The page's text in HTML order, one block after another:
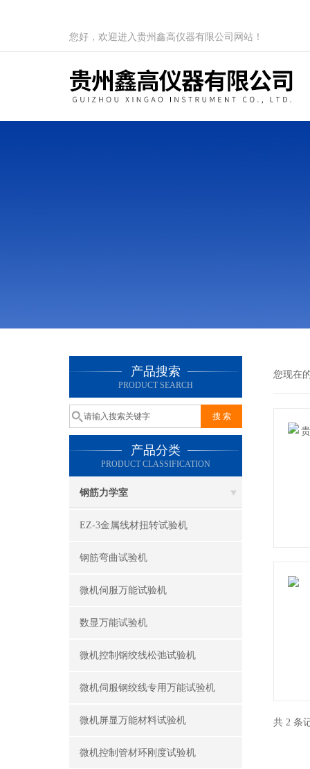
您好，欢迎进入贵州鑫高仪器有限公司网站！
产品搜索
PRODUCT SEARCH
产品分类
PRODUCT CLASSIFICATION
钢筋力学室
EZ-3金属线材扭转试验机
钢筋弯曲试验机
微机伺服万能试验机
数显万能试验机
微机控制钢绞线松弛试验机
微机伺服钢绞线专用万能试验机
微机屏显万能材料试验机
微机控制管材环刚度试验机
您现在
共 2 条